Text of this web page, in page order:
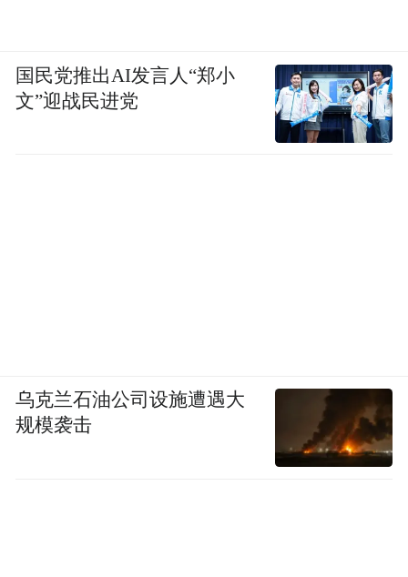
国民党推出AI发言人“郑小
文”迎战民进党
乌克兰石油公司设施遭遇大
规模袭击